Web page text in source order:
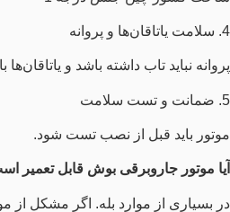
4. سلامت یاتاقان‌ها و پروانه
پروانه نباید تاب داشته باشد و
5. ضمانت و تست سلامت
موتور باید قبل از نصب تست شود.
آیا موتور جاروبرقی بوش قابل تعمیر
در بسیاری از موارد بله. اگر مشکل از